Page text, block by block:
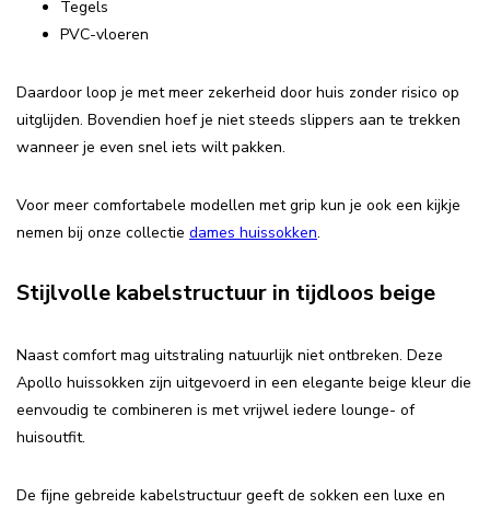
Tegels
PVC-vloeren
Daardoor loop je met meer zekerheid door huis zonder risico op
uitglijden. Bovendien hoef je niet steeds slippers aan te trekken
wanneer je even snel iets wilt pakken.
Voor meer comfortabele modellen met grip kun je ook een kijkje
nemen bij onze collectie dames huissokken.
Stijlvolle kabelstructuur in tijdloos beige
Naast comfort mag uitstraling natuurlijk niet ontbreken. Deze
Apollo huissokken zijn uitgevoerd in een elegante beige kleur die
eenvoudig te combineren is met vrijwel iedere lounge- of
huisoutfit.
De fijne gebreide kabelstructuur geeft de sokken een luxe en